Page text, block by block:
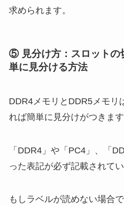
求められます。
⑤ 見分け方：スロットの
単に見分ける方法
DDR4メモリとDDR5メモリ
れば簡単に見分けがつきます
「DDR4」や「PC4」、「
った表記が必ず記載されてい
もしラベルが読めない場合